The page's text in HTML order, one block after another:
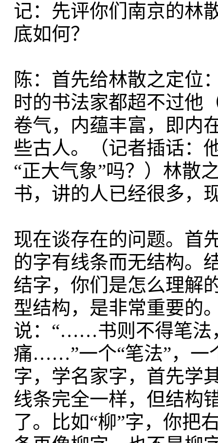
记：先评你们南京的林
底如何？
陈：首先给林散之定位
时的书法家都超不过他
卷气，内蕴丰富，即内
些古人。（记者插话：
“正大气象”吗？）林散
书，讲的人已经很多，
现在谈存在的问题。首
的字有线条而无结构。
结字，你们是怎么理解
型结构，是非常重要的
说：“……书则不得笔法
痛……”一个“笔法”，一
字，学名家字，首先学
线条完全一样，但结构
了。比如“柳”字，你把